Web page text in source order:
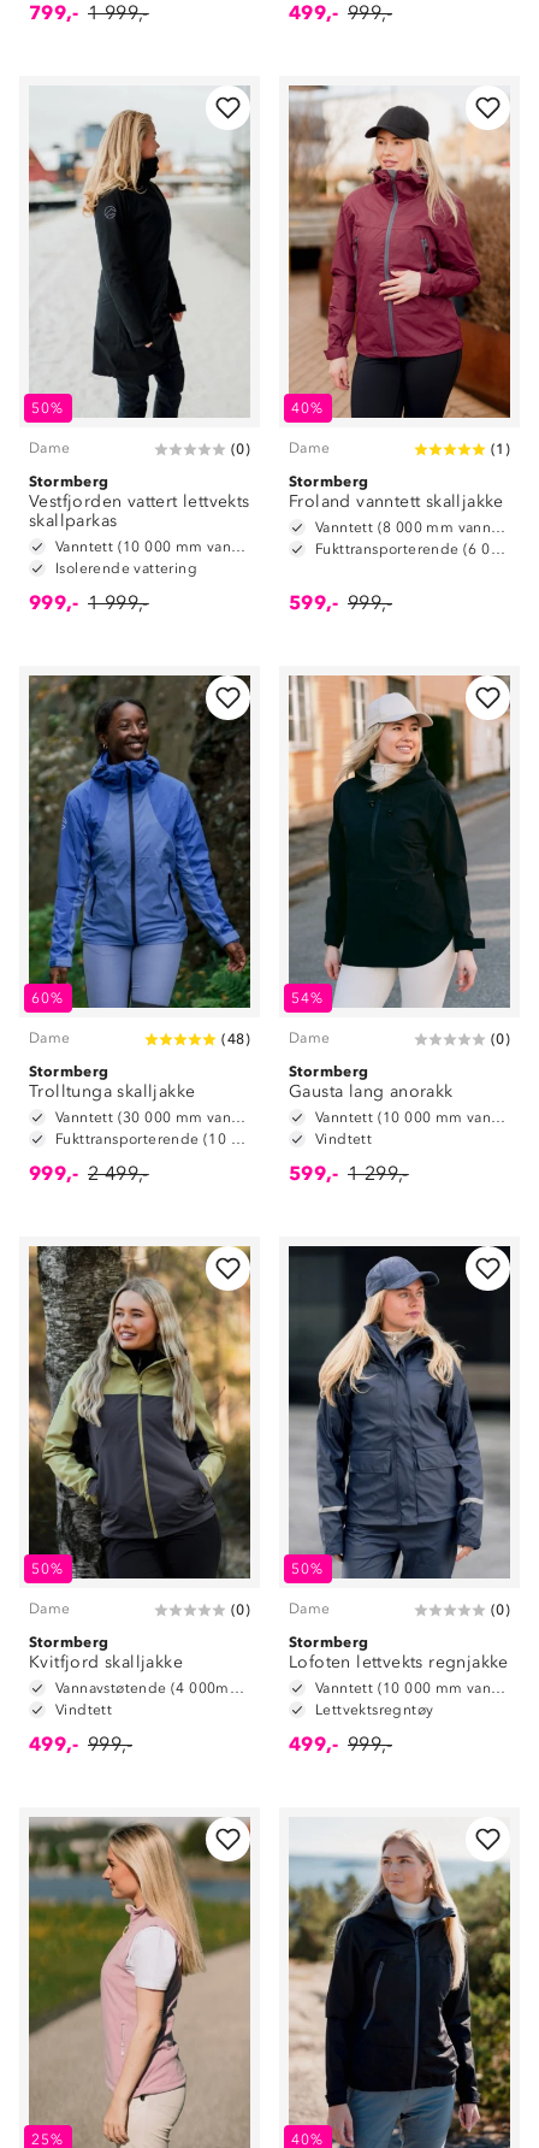
799,- 1 999,- 499,- 999,-
50%
Dame (0)
Stormberg
Vestfjorden vattert lettvekts
skallparkas
Vanntett (10 000 mm vannsøyle)
Isolerende vattering
999,- 1 999,-
40%
Dame (1 )
Stormberg
Froland vanntett skalljakke
Vanntett (8 000 mm vannsøyle)
Fukttransporterende (6 000 g/m2/24t)
599,- 999,-
60%
Dame (48)
Stormberg
Trolltunga skalljakke
Vanntett (30 000 mm vannsøyle)
Fukttransporterende (10 000 g/m2/24t)
999,- 2 499,-
54%
Dame (0)
Stormberg
Gausta lang anorakk
Vanntett (10 000 mm vannsøyle)
Vindtett
599,- 1 299,-
50%
Dame (0)
Stormberg
Kvitfjord skalljakke
Vannavstøtende (4 000mm vannsøyle)
Vindtett
499,- 999,-
50%
Dame (0)
Stormberg
Lofoten lettvekts regnjakke
Vanntett (10 000 mm vannsøyle)
Lettvektsregntøy
499,- 999,-
25% 40%